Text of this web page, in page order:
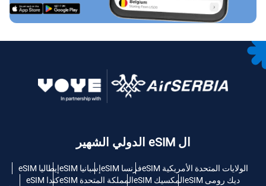
ال eSIM الدولي الشهير
الولايات المتحدة الأمريكية eSIM فرنسا eSIM إسبانيا eSIM
إيطاليا eSIM
ديك رومى eSIM
المكسيك eSIM المملكة المتحدة eSIM
كندا eSIM